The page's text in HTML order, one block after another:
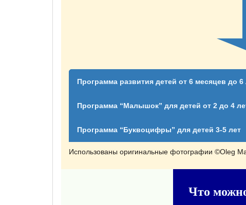
Программа развития детей от 6 месяцев до 6
Программа “Малышок” для детей от 2 до 4
Программа “Буквоцифры” для детей 3-5 лет
Использованы оригинальные фотографии ©Oleg
Что